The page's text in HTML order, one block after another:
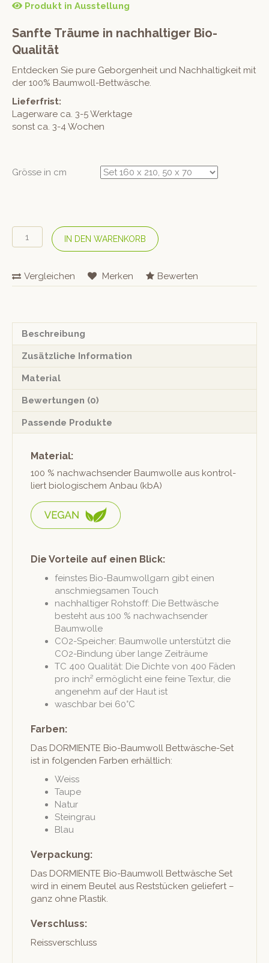
Produkt in Ausstellung
Sanfte Träume in nachhaltiger Bio-
Qualität
Entdecken Sie pure Geborgenheit und Nachhaltigkeit mit
der 100% Baumwoll-Bettwäsche.
Lieferfrist:
Lagerware ca. 3-5 Werktage
sonst ca. 3-4 Wochen
Grösse in cm
DORMIENTE
Bio-
Bettwäsche
Set
Menge
IN DEN WARENKORB
Vergleichen Merken Bewerten
Beschreibung
Zusätzliche Information
Material
Bewertungen (0)
Passende Produkte
Material:
100 % nachwach­sender Baum­wolle aus kon­trol­
liert biol­o­gis­chem Anbau (kbA)
Die Vorteile auf einen Blick:
fein­stes Bio-Baum­woll­garn gibt einen
anschmiegsamen Touch
nach­haltiger Rohstoff: Die Bet­twäsche
beste­ht aus 100 % nachwach­sender
Baumwolle
CO2-Spe­ich­er: Baum­wolle unter­stützt die
CO2-Bindung über lange Zeiträume
TC 400 Qual­ität: Die Dichte von 400 Fäden
pro inch² ermöglicht eine feine Tex­tur, die
angenehm auf der Haut ist
waschbar bei 60°C
Farben:
Das DORMIENTE Bio-Baum­woll Bet­twäsche-Set
ist in fol­gen­den Far­ben erhältlich:
Weiss
Taupe
Natur
Ste­in­grau
Blau
Verpackung:
Das DORMIENTE Bio-Baum­woll Bet­twäsche Set
wird in einem Beu­tel aus Rest­stück­en geliefert –
ganz ohne Plastik.
Verschluss:
Reissver­schluss